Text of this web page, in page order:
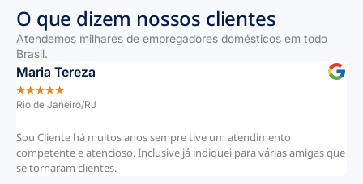
O que dizem nossos clientes
Atendemos milhares de empregadores domésticos em todo
Brasil.
Maria Tereza
★★★★★
Rio de Janeiro/RJ
Sou Cliente há muitos anos sempre tive um atendimento
competente e atencioso. Inclusive já indiquei para várias amigas que
se tornaram clientes.